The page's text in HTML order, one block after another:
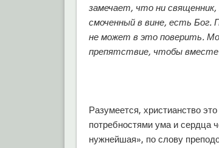
замечает, что ни
смоченный в вине, есть Бог.
не может в это поверить.
препятствие, чтобы вместе
Разумеется, христианство
потребностями ума и сердца
нужнейшая», по слову